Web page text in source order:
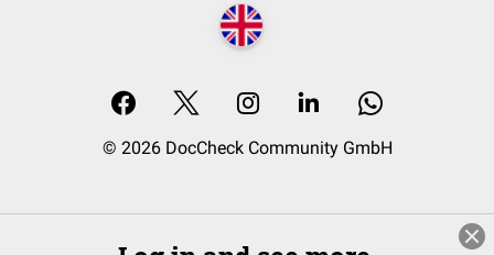
© 2026 DocCheck Community GmbH